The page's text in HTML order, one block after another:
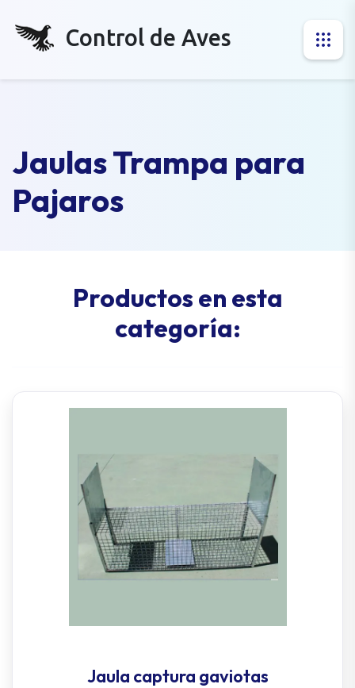
Control de Aves
Jaulas Trampa para
Pajaros
Productos en esta
categoría:
Jaula captura gaviotas